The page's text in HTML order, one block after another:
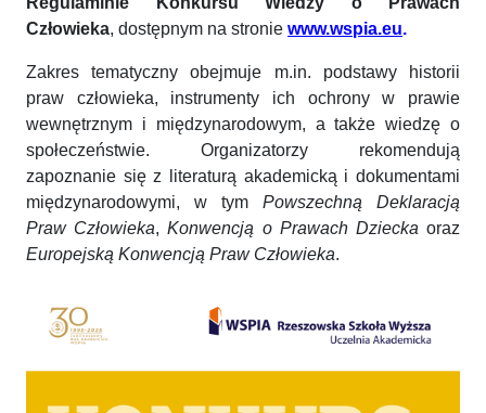
Człowieka, dostępnym na stronie www.wspia.eu.
Zakres tematyczny obejmuje m.in. podstawy historii
praw człowieka, instrumenty ich ochrony w prawie
wewnętrznym i międzynarodowym, a także wiedzę o
społeczeństwie. Organizatorzy rekomendują
zapoznanie się z literaturą akademicką i dokumentami
międzynarodowymi, w tym Powszechną Deklaracją
Praw Człowieka,Konwencją o Prawach Dziecka oraz
Europejską Konwencją Praw Człowieka.